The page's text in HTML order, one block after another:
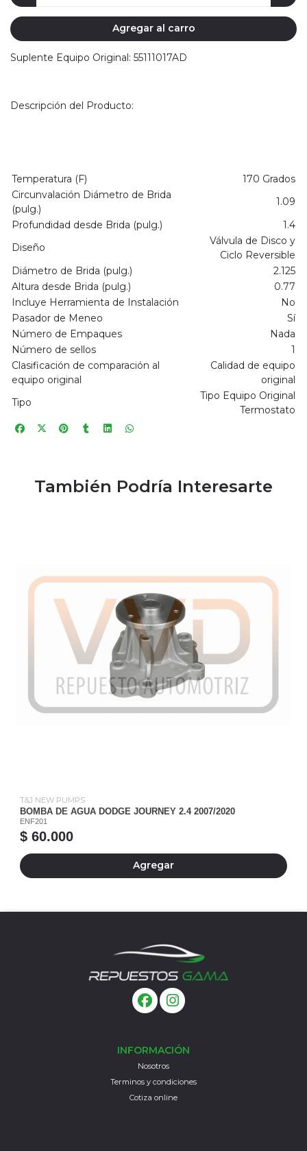
Agregar al carro
Suplente Equipo Original: 55111017AD
Descripción del Producto:
Temperatura (F)
170 Grados
Circunvalación Diámetro de Brida
(pulg.)
1.09
Profundidad desde Brida (pulg.)
1.4
Diseño
Válvula de Disco y
Ciclo Reversible
Diámetro de Brida (pulg.)
2.125
Altura desde Brida (pulg.)
0.77
Incluye Herramienta de Instalación
No
Pasador de Meneo
Sí
Número de Empaques
Nada
Número de sellos
1
Clasificación de comparación al
equipo original
Calidad de equipo
original
Tipo
Tipo Equipo Original
Termostato
También Podría Interesarte
T&J NEW PUMPS
BOMBA DE AGUA DODGE JOURNEY 2.4 2007/2020
ENF201
$ 60.000
Agregar
INFORMACIÓN
Nosotros
Terminos y condiciones
Cotiza online